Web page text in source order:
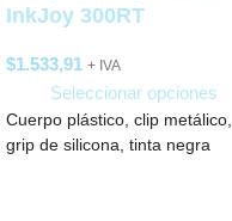
InkJoy 300RT
$1.533,91 + IVA
Seleccionar opciones
Cuerpo plástico, clip metálico,
grip de silicona, tinta negra